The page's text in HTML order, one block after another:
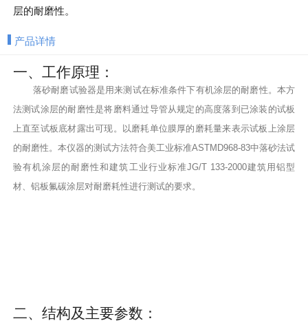
层的耐磨性。
产品详情
一、工作原理：
落砂耐磨试验器是用来测试在标准条件下有机涂层的耐磨性。本方
法测试涂层的耐磨性是将磨料通过导管从规定的高度落到已涂装的试板
上直至试板底材露出可现。以磨耗单位膜厚的磨耗量来表示试板上涂层
的耐磨性。本仪器的测试方法符合美工业标准ASTMD968-83中落砂法试
验有机涂层的耐磨性和建筑工业行业标准JG/T 133-2000建筑用铝型
材、铝板氟碳涂层对耐磨耗性进行测试的要求。
二、结构及主要参数：